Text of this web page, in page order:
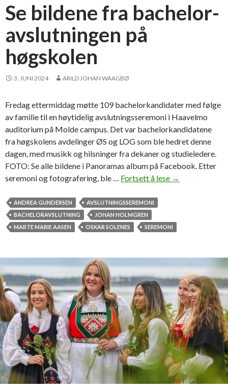
t
e
r
m
e
d
a
c
h
e
l
o
r
r
a
d
e
k
l
a
r
e
f
o
r
f
Se bildene fra bachelor-
avslutningen på
høgskolen
3. JUNI 2024 ARILD JOHAN WAAGBØ
Fredag ettermiddag møtte 109 bachelorkandidater med følge
av familie til en høytidelig avslutningsseremoni i Haavelmo
auditorium på Molde campus. Det var bachelorkandidatene
fra høgskolens avdelinger ØS og LOG som ble hedret denne
dagen, med musikk og hilsninger fra dekaner og studieledere.
FOTO: Se alle bildene i Panoramas album på Facebook. Etter
seremoni og fotografering, ble … Fortsett å lese S
l
e
f
a
b
a
c
h
e
l
→
ANDREA GUNDERSEN
AVSLUTNINGSSEREMONI
BACHELORAVSLUTNING
JOHAN HOLMGREN
MARTE MARIE AASEN
OSKAR SOLENES SEREMONI